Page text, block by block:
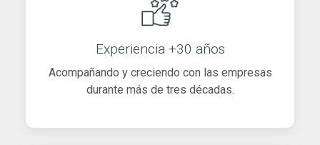
Experiencia +30 años
Acompañando y creciendo con las empresas
durante más de tres décadas.